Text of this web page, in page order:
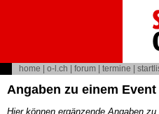
home o-l.ch forum termine
Angaben zu einem
Hier können ergänzende Angaben